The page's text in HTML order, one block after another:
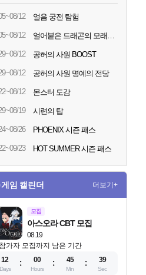
12 얼음 궁전 탐험
12 얼어붙은 드래곤의 모래시계
12 공허의 사원 BOOST
12 공허의 사원 명예의 전당
12 몬스터 도감
19 시련의 탑
26 PHOENIX 시즌 패스
23 HOT SUMMER 시즌 패스
게임 캘린더 더보기+
모집
08.19
아스오라 CBT 모집
참가자 모집까지 남은 기간
12
Days
00
Hours
45
Min
38
Sec